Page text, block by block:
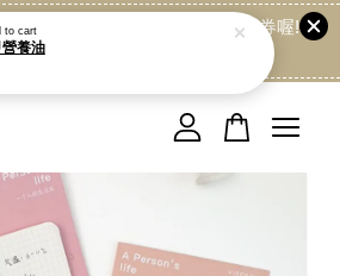
LINE:@dede168 領取專屬折扣券喔!
車目前還是空的。
繼續購物